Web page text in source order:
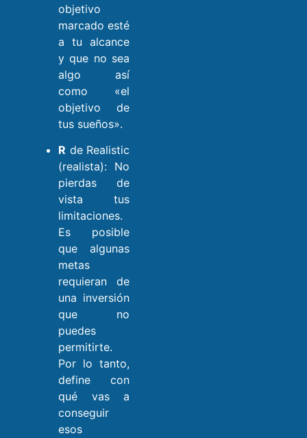
objetivo
marcado esté
a tu alcance
y que no sea
algo así
como «el
objetivo de
tus sueños».
R de Realistic
(realista): No
pierdas de
vista tus
limitaciones.
Es posible
que algunas
metas
requieran de
una inversión
que no
puedes
permitirte.
Por lo tanto,
define con
qué vas a
conseguir
esos